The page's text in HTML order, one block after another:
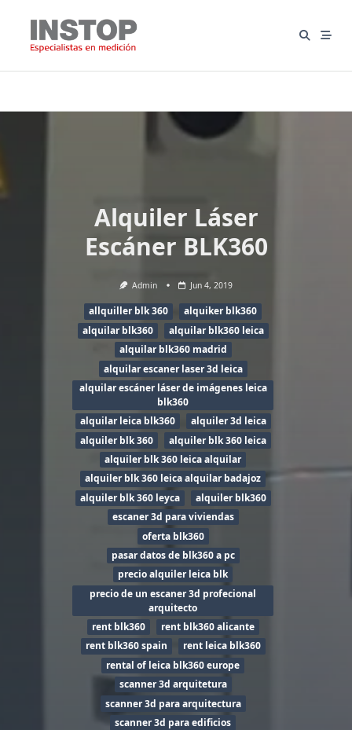
contenido
Alquiler Láser
Escáner BLK360
Admin Jun 4, 2019
allquiller blk 360
alquiker blk360
alquilar blk360
alquilar blk360 leica
alquilar blk360 madrid
alquilar escaner laser 3d leica
alquilar escáner láser de imágenes leica
blk360
alquilar leica blk360
alquiler 3d leica
alquiler blk 360
alquiler blk 360 leica
alquiler blk 360 leica alquilar
alquiler blk 360 leica alquilar badajoz
alquiler blk 360 leyca
alquiler blk360
escaner 3d para viviendas
oferta blk360
pasar datos de blk360 a pc
precio alquiler leica blk
precio de un escaner 3d profecional
arquitecto
rent blk360
rent blk360 alicante
rent blk360 spain
rent leica blk360
rental of leica blk360 europe
scanner 3d arquitetura
scanner 3d para arquitectura
scanner 3d para edificios